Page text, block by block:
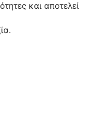
και αποτελεί